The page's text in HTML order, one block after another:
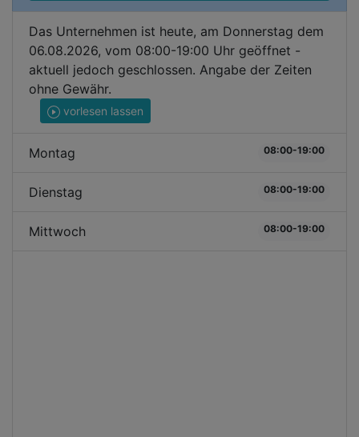
Das Unternehmen ist heute, am Donnerstag dem
06.08.2026, vom 08:00-19:00 Uhr geöffnet -
aktuell jedoch geschlossen. Angabe der Zeiten
ohne Gewähr.
vorlesen lassen
Montag 08:00-19:00
Dienstag 08:00-19:00
Mittwoch 08:00-19:00